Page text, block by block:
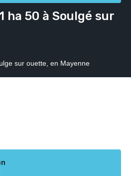
ha 50 à Soulgé sur
sur ouette, en Mayenne